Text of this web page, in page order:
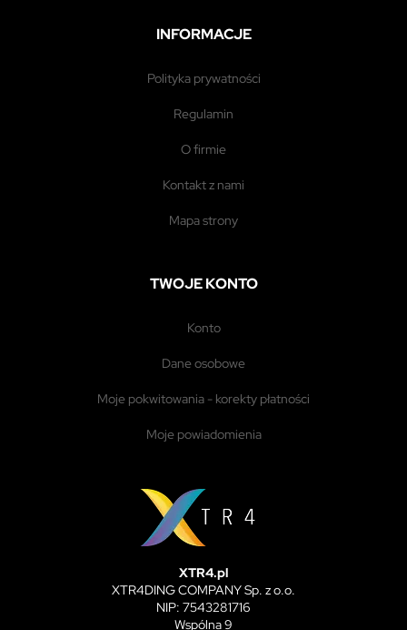
INFORMACJE
polityka prywatności
regulamin
o firmie
kontakt z nami
mapa strony
TWOJE KONTO
konto
dane osobowe
moje pokwitowania - korekty płatności
moje powiadomienia
XTR4.pl
XTR4DING COMPANY Sp. z o.o.
NIP: 7543281716
Wspólna 9